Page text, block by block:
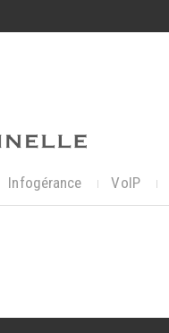
Infogérance VoIP